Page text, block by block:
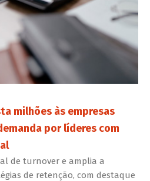
milhões às empresas
por líderes com
de turnover e amplia a
de retenção, com destaque